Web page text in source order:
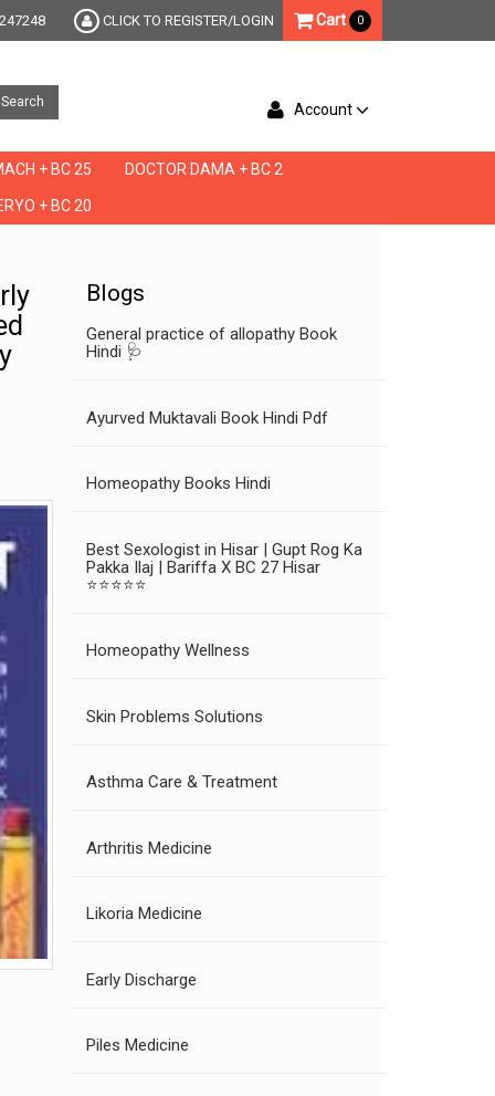
CLICK TO REGISTER/LOGIN Cart 0
Search Account
+ BC 25 DOCTOR DAMA + BC 2
+ BC 20
Blogs
General practice of allopathy Book
Hindi 🩺
Ayurved Muktavali Book Hindi Pdf
Homeopathy Books Hindi
Best Sexologist in Hisar | Gupt Rog Ka
Pakka Ilaj | Bariffa X BC 27 Hisar
⭐⭐⭐⭐⭐
Homeopathy Wellness
Skin Problems Solutions
Asthma Care & Treatment
Arthritis Medicine
Likoria Medicine
Early Discharge
Piles Medicine